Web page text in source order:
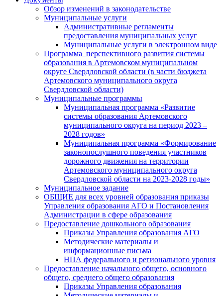
Обзор изменений в законодательстве
Муниципальные услуги
Административные регламенты
предоставления муниципальных услуг
Муниципальные услуги в электронном виде
Программа перспективного развития системы
образования в Артемовском муниципальном
округе Свердловской области (в части бюджета
Артемовского муниципального округа
Свердловской области)
Муниципальные программы
Муниципальная программа «Развитие
системы образования Артемовского
муниципального округа на период 2023 –
2028 годов»
Муниципальная программа «Формирование
законопослушного поведения участников
дорожного движения на территории
Артемовского муниципального округа
Свердловской области на 2023-2028 годы»
Муниципальное задание
ОБЩИЕ для всех уровней образования приказы
Управления образования АГО и Постановления
Администрации в сфере образования
Предоставление дошкольного образования
Приказы Управления образования АГО
Методические материалы и
информационные письма
НПА федерального и регионального уровня
Предоставление начального общего, основного
общего, среднего общего образования
Приказы Управления образования